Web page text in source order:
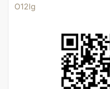
O12lg